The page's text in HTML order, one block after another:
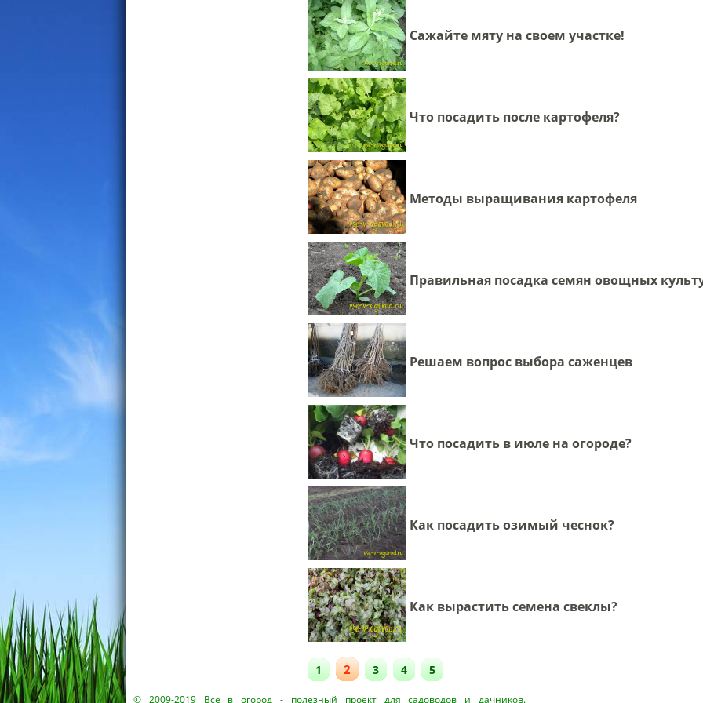
Сажайте мяту на своем участке!
Что посадить после картофеля?
Методы выращивания картофеля
Правильная посадка семян овощных
Решаем вопрос выбора саженцев
Что посадить в июле на огороде?
Как посадить озимый чеснок?
Как вырастить семена свеклы?
1 2 3 4 5
© 2009-2019 Все в огород - полезный проект для садоводов и дачников.